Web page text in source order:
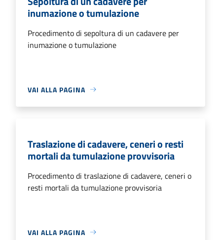
inumazione o tumulazione
Procedimento di sepoltura di un cadavere per
inumazione o tumulazione
VAI ALLA PAGINA
Traslazione di cadavere, ceneri o resti
mortali da tumulazione provvisoria
Procedimento di traslazione di cadavere, ceneri o
resti mortali da tumulazione provvisoria
VAI ALLA PAGINA